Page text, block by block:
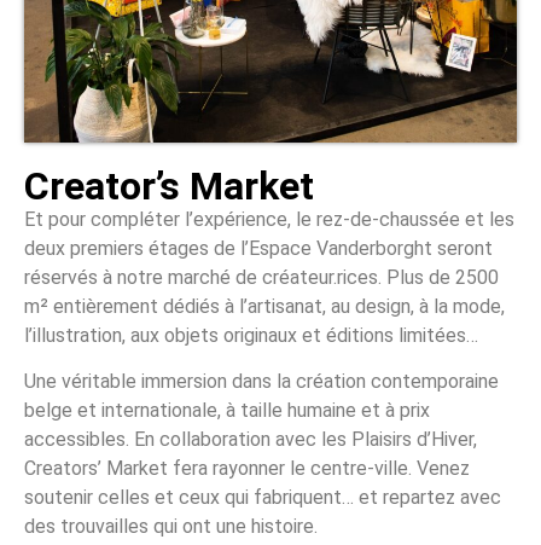
Creator’s Market
Et pour compléter l’expérience, le rez-de-chaussée et les
deux premiers étages de l’Espace Vanderborght seront
réservés à notre marché de créateur.rices. Plus de 2500
m² entièrement dédiés à l’artisanat, au design, à la mode,
l’illustration, aux objets originaux et éditions limitées…
Une véritable immersion dans la création contemporaine
belge et internationale, à taille humaine et à prix
accessibles. En collaboration avec les Plaisirs d’Hiver,
Creators’ Market fera rayonner le centre-ville. Venez
soutenir celles et ceux qui fabriquent… et repartez avec
des trouvailles qui ont une histoire.